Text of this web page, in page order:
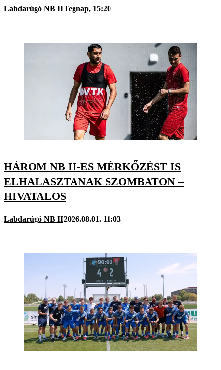
Labdarúgó NB IITegnap, 15:20
HÁROM NB II-ES MÉRKŐZÉST IS
ELHALASZTANAK SZOMBATON –
HIVATALOS
Labdarúgó NB II2026.08.01. 11:03